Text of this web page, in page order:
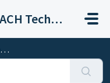
Dahua DACH Technical Support